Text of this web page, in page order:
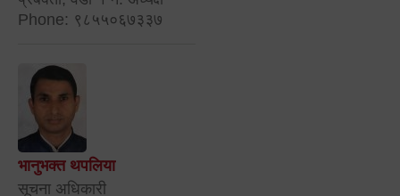
Phone: ९८५५०६७३३७
भानुभक्त थपलिया
सूचना अधिकारी